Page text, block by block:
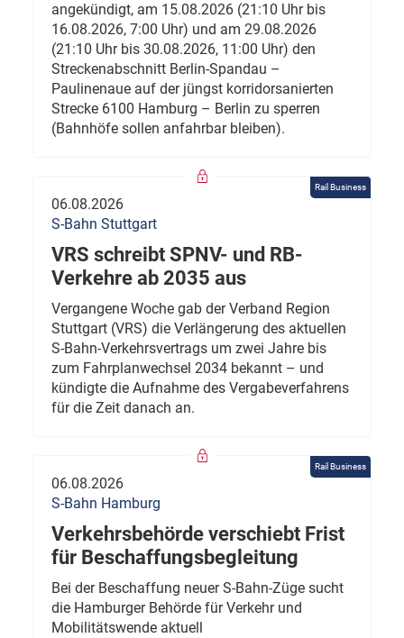
angekündigt, am 15.08.2026 (21:10 Uhr bis
16.08.2026, 7:00 Uhr) und am 29.08.2026
(21:10 Uhr bis 30.08.2026, 11:00 Uhr) den
Streckenabschnitt Berlin-Spandau –
Paulinenaue auf der jüngst korridorsanierten
Strecke 6100 Hamburg – Berlin zu sperren
(Bahnhöfe sollen anfahrbar bleiben).
Rail Business
06.08.2026
S-Bahn Stuttgart
VRS schreibt SPNV- und RB-
Verkehre ab 2035 aus
Vergangene Woche gab der Verband Region
Stuttgart (VRS) die Verlängerung des aktuellen
S-Bahn-Verkehrsvertrags um zwei Jahre bis
zum Fahrplanwechsel 2034 bekannt – und
kündigte die Aufnahme des Vergabeverfahrens
für die Zeit danach an.
Rail Business
06.08.2026
S-Bahn Hamburg
Verkehrsbehörde verschiebt Frist
für Beschaffungsbegleitung
Bei der Beschaffung neuer S-Bahn-Züge sucht
die Hamburger Behörde für Verkehr und
Mobilitätswende aktuell